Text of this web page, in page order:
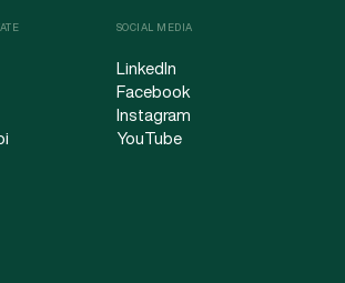
SOCIAL MEDIA
LinkedIn
Facebook
Instagram
YouTube